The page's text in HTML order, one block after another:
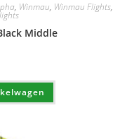
, Winmau, Winmau Flights,
Middle